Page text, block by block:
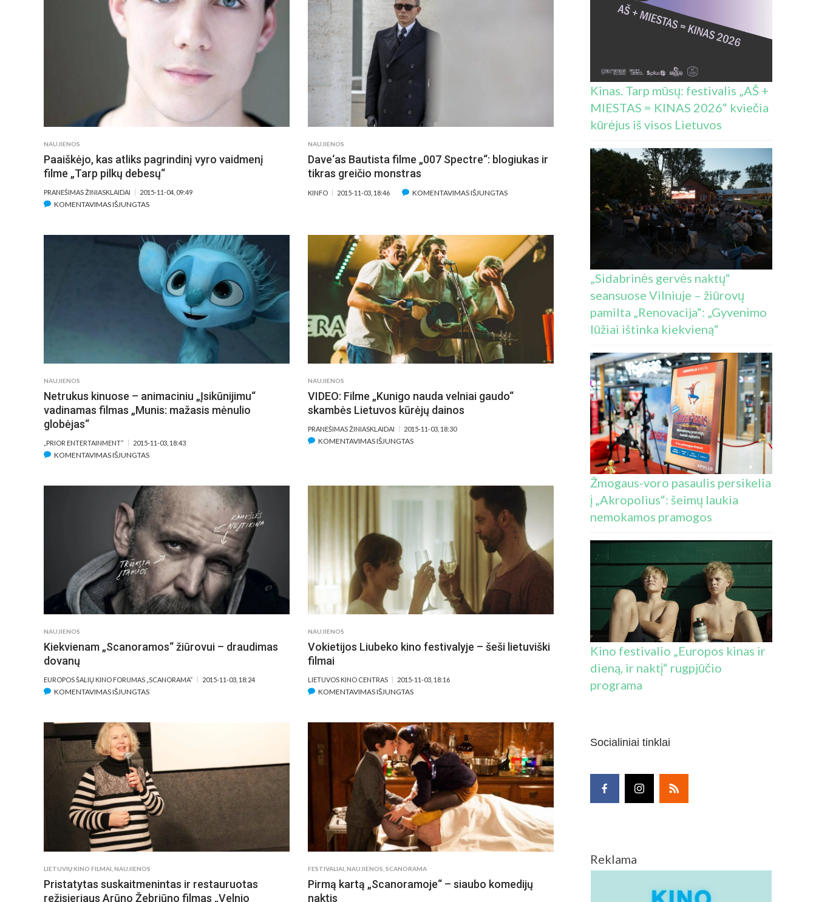
PIRMIEJI
D.
GRIFFITHAS
PASAULINIS
NAUJIENOS
Paaiškėjo, kas atliks pagrindinį vyro vaidmenį
filme „Tarp pilkų debesų“
PRANEŠIMAS ŽINIASKLAIDAI 2015-11-04, 09:49
KOMENTAVIMAS IŠJUNGTASĮRAŠE
ATLIKS
PAGRINDINĮ
VYRO
VAIDMENĮ
FILME
„TARP
NAUJIENOS
Dave‘as Bautista filme „007 Spectre“: blogiukas ir
tikras greičio monstras
KINFO 2015-11-03, 18:46 KOMENTAVIMAS IŠJUNGTASĮRAŠE
„007
SPECTRE“:
BLOGIUKAS
TIKRAS
GREIČIO
MONSTRAS
NAUJIENOS
Netrukus kinuose – animaciniu „Įsikūnijimu“
vadinamas filmas „Munis: mažasis mėnulio
globėjas“
„PRIOR ENTERTAINMENT“ 2015-11-03, 18:43
KOMENTAVIMAS IŠJUNGTASĮRAŠE
–
ANIMACINIU
„ĮSIKŪNIJIMU“
VADINAMAS
FILMAS
„MUNIS:
MAŽASIS
MĖNULIO
GLOBĖJAS“
NAUJIENOS
VIDEO: Filme „Kunigo nauda velniai gaudo“
skambės Lietuvos kūrėjų dainos
PRANEŠIMAS ŽINIASKLAIDAI 2015-11-03, 18:30
KOMENTAVIMAS IŠJUNGTASĮRAŠE
LIETUVOS
KŪRĖJŲ
DAINOS
NAUJIENOS
Kiekvienam „Scanoramos“ žiūrovui – draudimas
dovanų
EUROPOS ŠALIŲ KINO FORUMAS „SCANORAMA“ 2015-11-03, 18:24
KOMENTAVIMAS IŠJUNGTASĮRAŠE
ŽIŪROVUI
–
DRAUDIMAS
DOVANŲ
NAUJIENOS
Vokietijos Liubeko kino festivalyje – šeši lietuviški
filmai
LIETUVOS KINO CENTRAS 2015-11-03, 18:16
KOMENTAVIMAS IŠJUNGTASĮRAŠE
KINO
FESTIVALYJE
–
ŠEŠI
LIETUVIŠKI
FILMAI
LIETUVIŲ KINO FILMAI NAUJIENOS
Pristatytas suskaitmenintas ir restauruotas
režisieriaus Arūno Žebriūno filmas „Velnio
FESTIVALIAI ,NAUJIENOS ,SCANORAMA
Pirmą kartą „Scanoramoje“ – siaubo komedijų
naktis
Kinas. Tarp mūsų: festivalis „AŠ +
MIESTAS = KINAS 2026“ kviečia
kūrėjus iš visos Lietuvos
„Sidabrinės gervės naktų“
seansuose Vilniuje – žiūrovų
pamilta „Renovacija“: „Gyvenimo
lūžiai ištinka kiekvieną“
Žmogaus-voro pasaulis persikelia
į „Akropolius“: šeimų laukia
nemokamos pramogos
Kino festivalio „Europos kinas ir
dieną, ir naktį“ rugpjūčio
programa
Socialiniai tinklai
Reklama